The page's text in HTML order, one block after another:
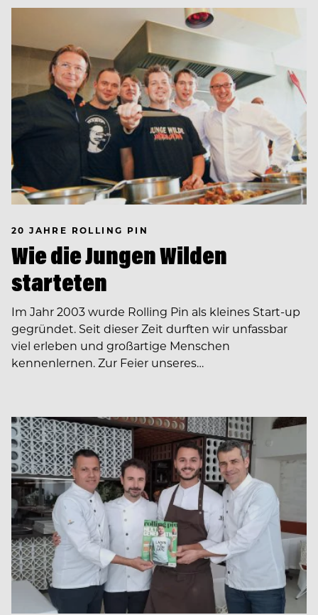
20 JAHRE ROLLING PIN
Wie die Jungen Wilden
starteten
Im Jahr 2003 wurde Rolling Pin als kleines Start-up
gegründet. Seit dieser Zeit durften wir unfassbar
viel erleben und großartige Menschen
kennenlernen. Zur Feier unseres…